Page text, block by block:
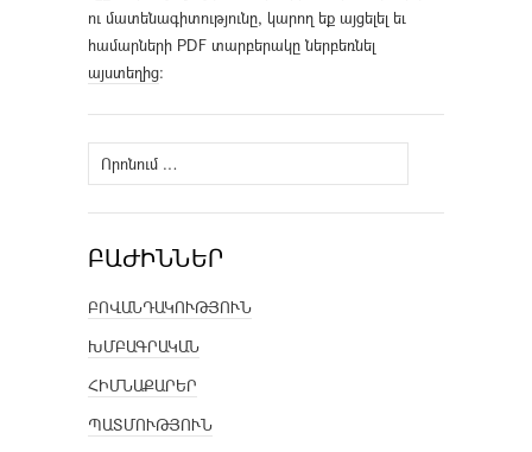
ու մատենագիտությունը, կարող եք այցելել եւ
համարների PDF տարբերակը ներբեռնել
այստեղից։
Որոնել՝
ԲԱԺԻՆՆԵՐ
ԲՈՎԱՆԴԱԿՈՒԹՅՈՒՆ
ԽՄԲԱԳՐԱԿԱՆ
ՀԻՄՆԱՔԱՐԵՐ
ՊԱՏՄՈՒԹՅՈՒՆ